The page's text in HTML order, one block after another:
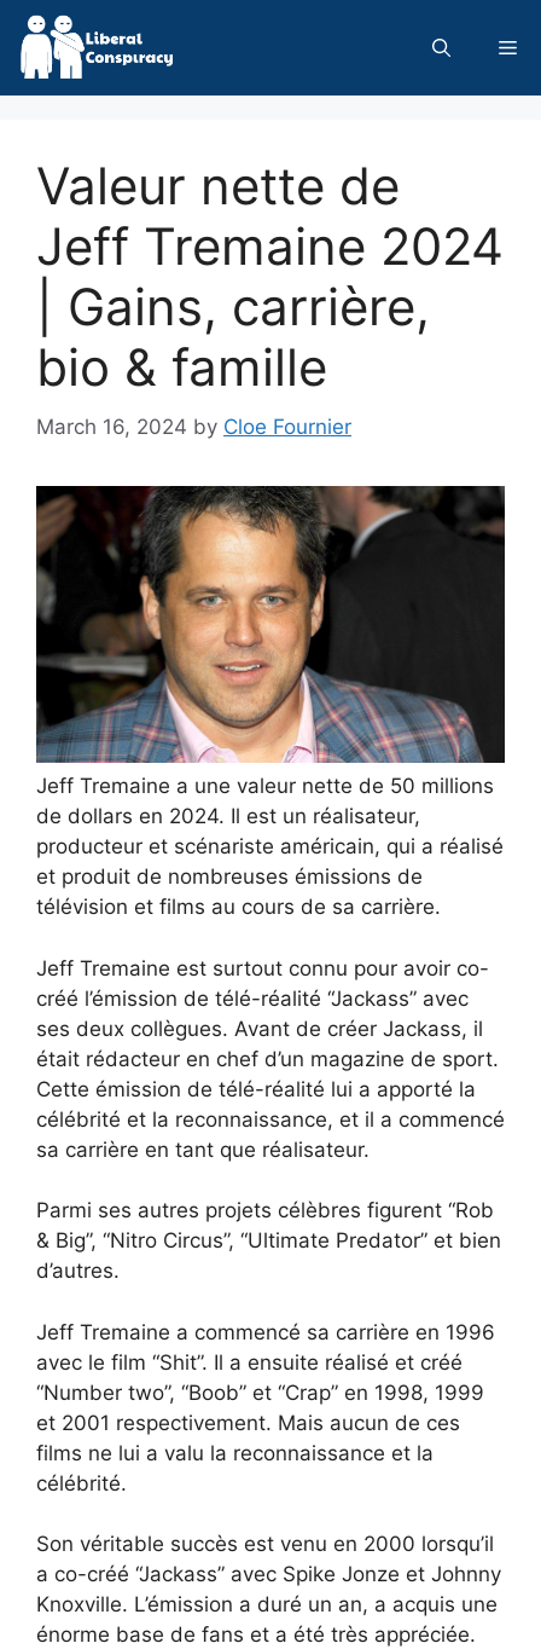
Skip
content
Valeur nette de
Jeff Tremaine 2024
| Gains, carrière,
bio & famille
March 16, 2024 by Cloe Fournier
Jeff Tremaine a une valeur nette de 50 millions
de dollars en 2024. Il est un réalisateur,
producteur et scénariste américain, qui a réalisé
et produit de nombreuses émissions de
télévision et films au cours de sa carrière.
Jeff Tremaine est surtout connu pour avoir co-
créé l’émission de télé-réalité “Jackass” avec
ses deux collègues. Avant de créer Jackass, il
était rédacteur en chef d’un magazine de sport.
Cette émission de télé-réalité lui a apporté la
célébrité et la reconnaissance, et il a commencé
sa carrière en tant que réalisateur.
Parmi ses autres projets célèbres figurent “Rob
& Big”, “Nitro Circus”, “Ultimate Predator” et bien
d’autres.
Jeff Tremaine a commencé sa carrière en 1996
avec le film “Shit”. Il a ensuite réalisé et créé
“Number two”, “Boob” et “Crap” en 1998, 1999
et 2001 respectivement. Mais aucun de ces
films ne lui a valu la reconnaissance et la
célébrité.
Son véritable succès est venu en 2000 lorsqu’il
a co-créé “Jackass” avec Spike Jonze et Johnny
Knoxville. L’émission a duré un an, a acquis une
énorme base de fans et a été très appréciée.